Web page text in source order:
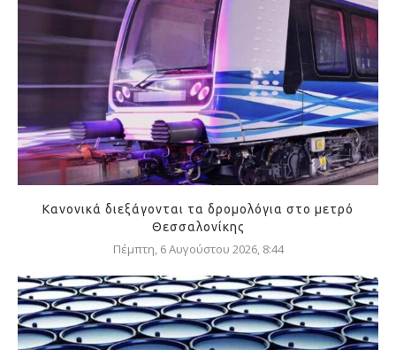
Κανονικά διεξάγονται τα δρομολόγια στο μετρό
Θεσσαλονίκης
Πέμπτη, 6 Αυγούστου 2026, 8:44